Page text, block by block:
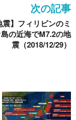
次の記事
震】フィリピンのミ
の近海でM7.2の地
震（2018/12/29）